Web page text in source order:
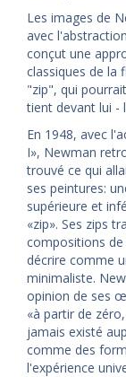
Les images de
avec
conçut une
classiques de la
"zip", qui
tient devant lui -
En 1948, avec
I», Newman
trouvé ce qui
ses peintures:
supérieure et
«zip». Ses zips
compositions de
décrire comme
minimaliste.
opinion de ses
«à partir de
jamais existé
comme des
l'expérience